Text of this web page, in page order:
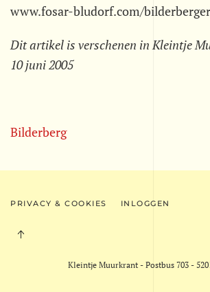
www.fosar-bludorf.com/
Dit artikel is verschenen in Kleintje
10 juni 2005
Bilderberg
PRIVACY & COOKIES INLOGGEN
Kleintje Muurkrant - Postbus 703 -